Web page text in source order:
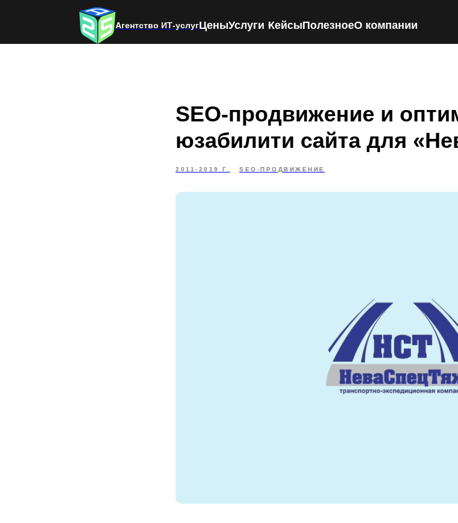
Агентство ИТ-услугЦеныУслуги КейсыПолезноеО компании
SEO-продвижение и
юзабилити сайта для
2011-2019 Г. SEO-ПРОДВИЖЕНИЕ